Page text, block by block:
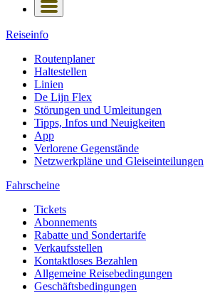
Reiseinfo
Routenplaner
Haltestellen
Linien
De Lijn Flex
Störungen und Umleitungen
Tipps, Infos und Neuigkeiten
App
Verlorene Gegenstände
Netzwerkpläne und Gleiseinteilungen
Fahrscheine
Tickets
Abonnements
Rabatte und Sondertarife
Verkaufsstellen
Kontaktloses Bezahlen
Allgemeine Reisebedingungen
Geschäftsbedingungen